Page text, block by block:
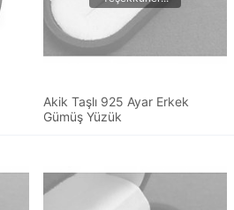
Akik Taşlı 925 Ayar Erkek
Gümüş Yüzük